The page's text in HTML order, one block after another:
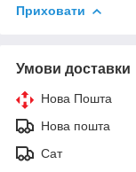
Приховати
Умови доставки
Нова Пошта
Нова пошта
Сат